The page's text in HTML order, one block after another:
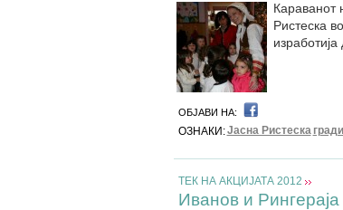
Караванот
Ристеска
ОБЈАВИ НА:
ОЗНАКИ:Јасна Ристеска
ТЕК НА АКЦИЈАТА 2012
Иванов и